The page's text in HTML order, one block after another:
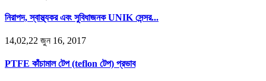
নিরাপদ, স্বাস্থ্যকর এবং সুবিধাজনক UNIK সেন্সর...
14,02,22 জুন 16, 2017
PTFE কাঁচামাল টেপ (teflon টেপ) প্রভাব